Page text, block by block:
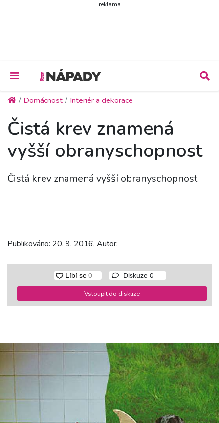
reklama
Domácnost Interiér a dekorace
Čistá krev znamená
vyšší obranyschopnost
Čistá krev znamená vyšší obranyschopnost
Publikováno: 20. 9. 2016, Autor:
Diskuze 0
Vstoupit do diskuze